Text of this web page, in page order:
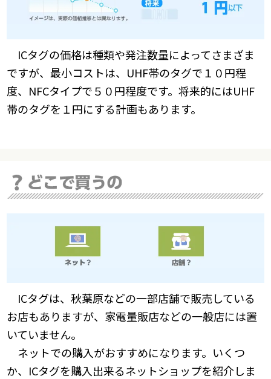
ICタグの価格は種類や発注数量によってさまざま
ですが、最小コストは、UHF帯のタグで１０円程
度、NFCタイプで５０円程度です。将来的にはUHF
帯のタグを１円にする計画もあります。
ICタグは、秋葉原などの一部店舗で販売している
お店もありますが、家電量販店などの一般店には置
いていません。
ネットでの購入がおすすめになります。いくつ
か、ICタグを購入出来るネットショップを紹介しま